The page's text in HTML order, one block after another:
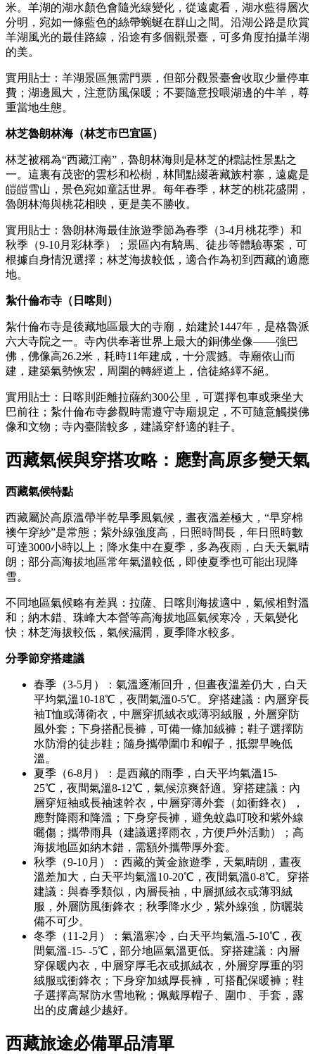
米。羊湖的湖水顏色會隨光線變化，從遠處看，湖水藍得層次
分明，宛如一條藍色的絲帶蜿蜒在群山之間。沿湖公路是欣賞
羊湖風光的最佳路線，沿途有多個觀景臺，可多角度拍攝羊湖
的美。
實用貼士：羊湖景區無需門票，但部分觀景臺會收取少量停車
費；湖邊風大，注意防風保暖；不要隨意投喂湖邊的牛羊，尊
重當地生態。
林芝魯朗林海（林芝市巴宜區）
林芝被稱為“西藏江南”，魯朗林海則是林芝的標誌性景點之
一。這裏有茂密的雲杉和松樹，林間點綴著藏族村寨，遠處是
皚皚雪山，景色宛如童話世界。每年春季，林芝的桃花盛開，
魯朗林海與桃花相映，更是美不勝收。
實用貼士：魯朗林海最佳旅遊季節為春季（3-4月桃花季）和
秋季（9-10月彩林季）；景區內有騎馬、徒步等體驗專案，可
根據自身情況選擇；林芝海拔較低，適合作為初到西藏的適應
地。
紮什倫布寺（日喀則）
紮什倫布寺是後藏地區最大的寺廟，始建於1447年，是格魯派
六大寺院之一。寺內供奉著世界上最大的銅佛坐像——強巴
佛，佛像高26.2米，耗時11年建成，十分震撼。寺廟依山而
建，建築氣勢恢宏，周圍的轉經道上，信徒絡繹不絕。
實用貼士：日喀則距離拉薩約300公里，可選擇包車或乘坐大
巴前往；紮什倫布寺參觀時需遵守寺廟規定，不可隨意觸摸佛
像和文物；寺內臺階較多，建議穿舒適的鞋子。
西藏氣候與穿搭攻略：應對高原多變天氣
西藏氣候特點
西藏屬於高原溫帶半乾旱季風氣候，晝夜溫差極大，“早穿棉
襖午穿紗”是常態；紫外線強度高，日照時間長，年日照時數
可達3000小時以上；降水集中在夏季，多為夜雨，白天天氣晴
朗；部分高海拔地區常年氣溫較低，即使夏季也可能出現降
雪。
不同地區氣候略有差異：拉薩、日喀則海拔適中，氣候相對溫
和；納木錯、珠峰大本營等高海拔地區氣候寒冷，天氣變化
快；林芝海拔較低，氣候濕潤，夏季降水較多。
分季節穿搭建議
春季（3-5月）：氣溫逐漸回升，但晝夜溫差仍大，白天
平均氣溫10-18℃，夜間氣溫0-5℃。穿搭建議：內層穿長
袖T恤或薄衛衣，中層穿抓絨衣或薄羽絨服，外層穿防
風外套；下身搭配長褲，可備一條加絨褲；鞋子選擇防
水防滑的徒步鞋；隨身攜帶圍巾和帽子，抵禦早晚低
溫。
夏季（6-8月）：是西藏的雨季，白天平均氣溫15-
25℃，夜間氣溫8-12℃，氣候涼爽舒適。穿搭建議：內
層穿短袖或長袖速幹衣，中層穿薄外套（如衝鋒衣），
應對降雨和降溫；下身穿長褲，避免蚊蟲叮咬和紫外線
曬傷；攜帶雨具（建議選擇雨衣，方便戶外活動）；高
海拔地區如納木錯，需額外攜帶厚外套。
秋季（9-10月）：西藏的黃金旅遊季，天氣晴朗，晝夜
溫差加大，白天平均氣溫10-20℃，夜間氣溫0-8℃。穿搭
建議：與春季類似，內層長袖，中層抓絨衣或薄羽絨
服，外層防風衝鋒衣；秋季降水少，紫外線強，防曬裝
備不可少。
冬季（11-2月）：氣溫寒冷，白天平均氣溫-5-10℃，夜
間氣溫-15- -5℃，部分地區氣溫更低。穿搭建議：內層
穿保暖內衣，中層穿厚毛衣或抓絨衣，外層穿厚重的羽
絨服或衝鋒衣；下身穿加絨厚長褲，可搭配保暖褲；鞋
子選擇高幫防水雪地靴；佩戴厚帽子、圍巾、手套，露
出的皮膚越少越好。
西藏旅途必備單品清單